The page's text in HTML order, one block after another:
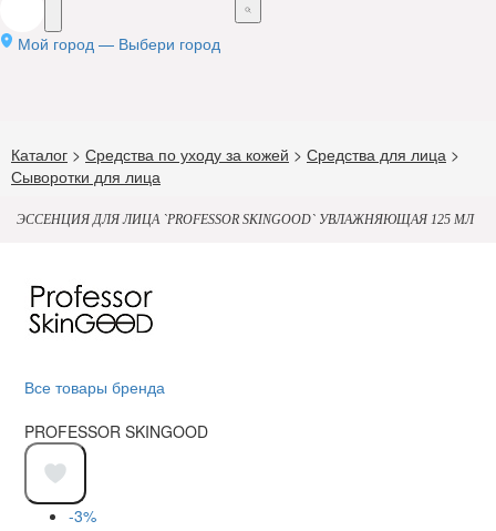
Мой город — Выбери город
Каталог > Средства по уходу за кожей > Средства для лица >
Сыворотки для лица
ЭССЕНЦИЯ ДЛЯ ЛИЦА `PROFESSOR SKINGOOD` УВЛАЖНЯЮЩАЯ 125 МЛ
Все товары бренда
PROFESSOR SKINGOOD
-3%